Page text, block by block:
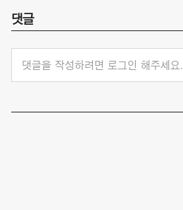
댓글
댓글을 작성하려면 로그인 해주세요.